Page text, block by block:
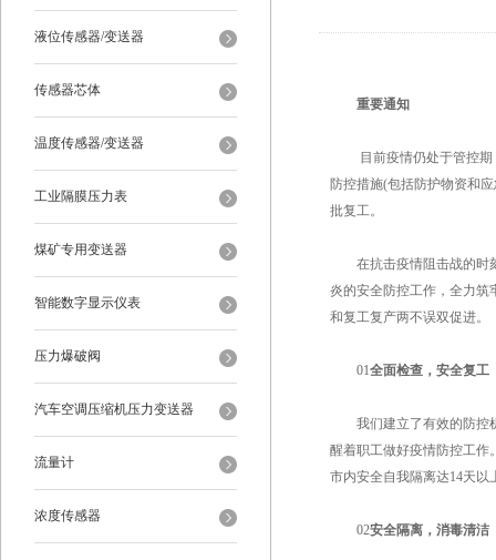
液位传感器/变送器
传感器芯体
温度传感器/变送器
工业隔膜压力表
煤矿专用变送器
智能数字显示仪表
压力爆破阀
汽车空调压缩机压力变送器
流量计
浓度传感器
重要通知
目前疫情仍处于管控期，
防控措施(包括防护物资和
批复工。
在抗击疫情阻击战的时刻
炎的安全防控工作，全力筑
和复工复产两不误双促进。
01全面检查，安全复工
我们建立了有效的防控机
醒着职工做好疫情防控工作
市内安全自我隔离达14天
02安全隔离，消毒清洁